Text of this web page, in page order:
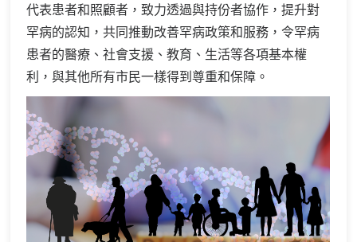
代表患者和照顧者，致力透過與持份者協作，提升對
罕病的認知，共同推動改善罕病政策和服務，令罕病
患者的醫療、社會支援、教育、生活等各項基本權
利，與其他所有市民一樣得到尊重和保障。